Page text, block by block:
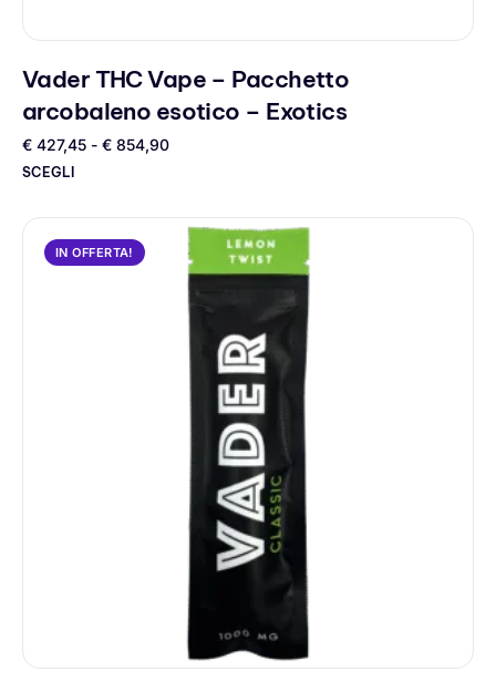
Vader THC Vape – Pacchetto
arcobaleno esotico – Exotics
€ 427,45 - € 854,90
SCEGLI
IN OFFERTA!